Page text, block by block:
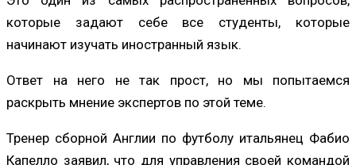
которые задают себе все студенты, которые
начинают изучать иностранный язык.
Ответ на него не так прост, но мы попытаемся
раскрыть мнение экспертов по этой теме.
Тренер сборной Англии по футболу итальянец Фабио
Капелло заявил, что для управления своей командой